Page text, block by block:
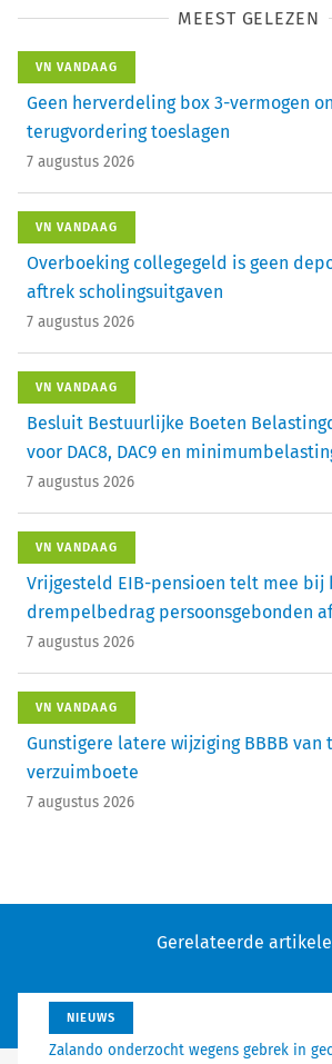
MEEST GELEZEN
VN VANDAAG
Geen herverdeling box 3-vermogen
terugvordering toeslagen
7 augustus 2026
VN VANDAAG
Overboeking collegegeld is geen
aftrek scholingsuitgaven
7 augustus 2026
VN VANDAAG
Besluit Bestuurlijke Boeten
voor DAC8, DAC9 en
7 augustus 2026
VN VANDAAG
Vrijgesteld EIB-pensioen telt mee bij
drempelbedrag persoonsgebonden
7 augustus 2026
VN VANDAAG
Gunstigere latere wijziging BBBB van
verzuimboete
7 augustus 2026
Gerelateerde
NIEUWS
Zalando onderzocht wegens gebrek in